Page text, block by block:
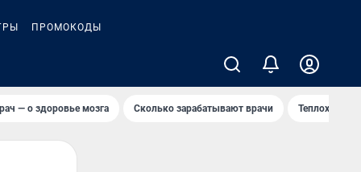
ПРОМОКОДЫ
— о здоровье мозга Сколько зарабатывают врачи Теплоход